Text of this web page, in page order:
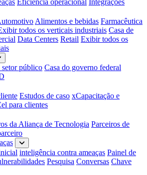
Eficiência operacional Integrações
Alimentos e bebidas Farmacêutica
todos os verticais industriais Casa de
Data Centers Retail Exibir todos os
público Casa do governo federal
Estudos de caso xCapacitação e
para clientes
da Aliança de Tecnologia Parceiros de
inteligência contra ameaças Painel de
Pesquisa Conversas Chave